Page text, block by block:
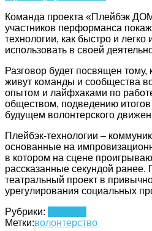
Команда проекта «Плейбэк
участников перформанса
технологии, как быстро и
использовать в своей
Разговор будет посвящен тому,
живут команды и сообщества
опытом и лайфхаками по
обществом, подведению
будущем волонтерского
Плейбэк-технологии –
основанные на
в котором на сцене
рассказанные секундой ранее.
театральный проект в
урегулирования социальных
Рубрики:
Метки:волонтерство